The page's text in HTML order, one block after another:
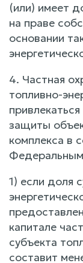
(или) имеет
на праве
основании
4. Частная
топливно-
защиты
комплекса в
Федеральным
1) если доля
капитале
субъекта
составит